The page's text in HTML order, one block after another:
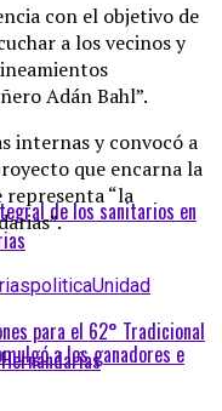
con el objetivo de
a los vecinos y
Adán Bahl”.
internas y convocó a
que encarna la
representa “la
politicaUnidad
a los ganadores e
de los sanitarios en
para el 62° Tradicional